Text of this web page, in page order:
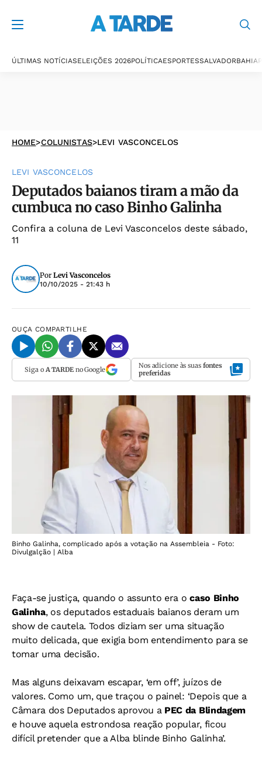
ÚLTIMAS NOTÍCIASELEIÇÕES 2026POLÍTICAESPORTESSALVADORBAHIA
HOME>COLUNISTAS>LEVI VASCONCELOS
LEVI VASCONCELOS
Deputados baianos tiram a mão da
cumbuca no caso Binho Galinha
Confira a coluna de Levi Vasconcelos deste sábado,
11
Por Levi Vasconcelos
10/10/2025 - 21:43 h
OUÇA COMPARTILHE
Siga o A TARDEno Google Nos adicione às suas fontes
preferidas
Binho Galinha, complicado após a votação na Assembleia - Foto:
Divulgalção | Alba
Faça-se justiça, quando o assunto era ocaso Binho
Galinha, os deputados estaduais baianos deram um
show de cautela. Todos diziam ser uma situação
muito delicada, que exigia bom entendimento para se
tomar uma decisão.
Mas alguns deixavam escapar, ‘em off’, juízos de
valores. Como um, que traçou o painel: ‘Depois que a
Câmara dos Deputados aprovou a PEC da Blindagem
e houve aquela estrondosa reação popular, ficou
difícil pretender que a Alba blinde Binho Galinha’.